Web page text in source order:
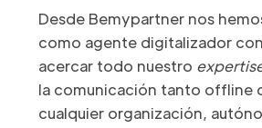
Desde Bemypartner nos
como agente digitalizador
acercar todo nuestro
la comunicación tanto offline
cualquier organización,